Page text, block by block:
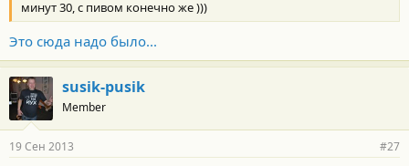
минут 30, с пивом конечно же )))
Это сюда надо было...
susik-pusik
Member
19 Сен 2013 #27